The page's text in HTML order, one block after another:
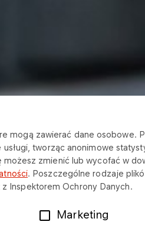
mogą zawierać dane osobowe.
tworząc anonimowe
zmienić lub wycofać w
. Poszczególne rodzaje
Inspektorem Ochrony Danych.
Marketing